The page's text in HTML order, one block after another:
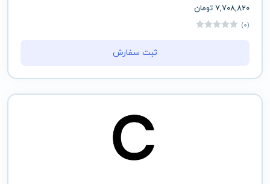
7,708,820 تومان
(0)
ثبت سفارش